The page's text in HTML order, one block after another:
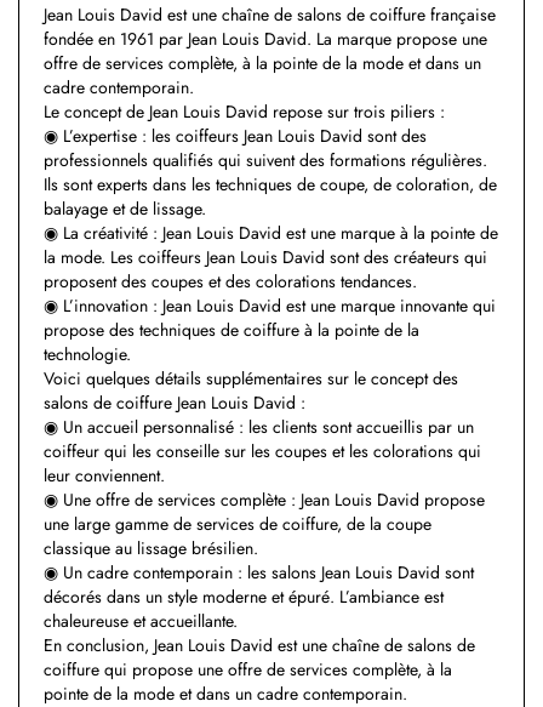
Jean Louis David est une chaîne de salons de coiffure française
fondée en 1961 par Jean Louis David. La marque propose une
offre de services complète, à la pointe de la mode et dans un
cadre contemporain.
Le concept de Jean Louis David repose sur trois piliers :
◉ L’expertise : les coiffeurs Jean Louis David sont des
professionnels qualifiés qui suivent des formations régulières.
Ils sont experts dans les techniques de coupe, de coloration, de
balayage et de lissage.
◉ La créativité : Jean Louis David est une marque à la pointe de
la mode. Les coiffeurs Jean Louis David sont des créateurs qui
proposent des coupes et des colorations tendances.
◉ L’innovation : Jean Louis David est une marque innovante qui
propose des techniques de coiffure à la pointe de la
technologie.
Voici quelques détails supplémentaires sur le concept des
salons de coiffure Jean Louis David :
◉ Un accueil personnalisé : les clients sont accueillis par un
coiffeur qui les conseille sur les coupes et les colorations qui
leur conviennent.
◉ Une offre de services complète : Jean Louis David propose
une large gamme de services de coiffure, de la coupe
classique au lissage brésilien.
◉ Un cadre contemporain : les salons Jean Louis David sont
décorés dans un style moderne et épuré. L’ambiance est
chaleureuse et accueillante.
En conclusion, Jean Louis David est une chaîne de salons de
coiffure qui propose une offre de services complète, à la
pointe de la mode et dans un cadre contemporain.